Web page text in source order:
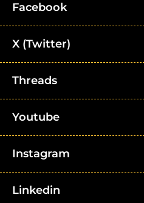
Facebook
X (Twitter)
Threads
Youtube
Instagram
Linkedin